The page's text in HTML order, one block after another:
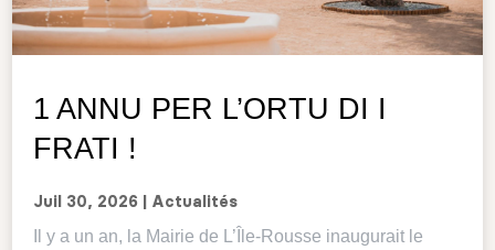
1 ANNU PER L’ORTU DI I
FRATI !
Juil 30, 2026 Actualités
Il y a un an, la Mairie de L’Île-Rousse inaugurait le